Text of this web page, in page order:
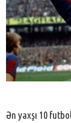
Ən yaxşı 10